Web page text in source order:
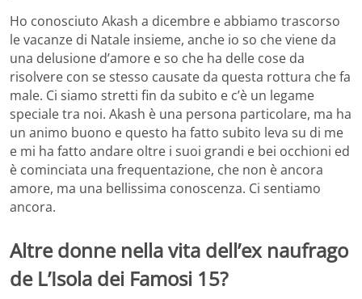
Ho conosciuto Akash a dicembre e abbiamo trascorso
le vacanze di Natale insieme, anche io so che viene da
una delusione d’amore e so che ha delle cose da
risolvere con se stesso causate da questa rottura che fa
male. Ci siamo stretti fin da subito e c’è un legame
speciale tra noi. Akash è una persona particolare, ma ha
un animo buono e questo ha fatto subito leva su di me
e mi ha fatto andare oltre i suoi grandi e bei occhioni ed
è cominciata una frequentazione, che non è ancora
amore, ma una bellissima conoscenza. Ci sentiamo
ancora.
Altre donne nella vita dell’ex naufrago
de L’Isola dei Famosi 15?